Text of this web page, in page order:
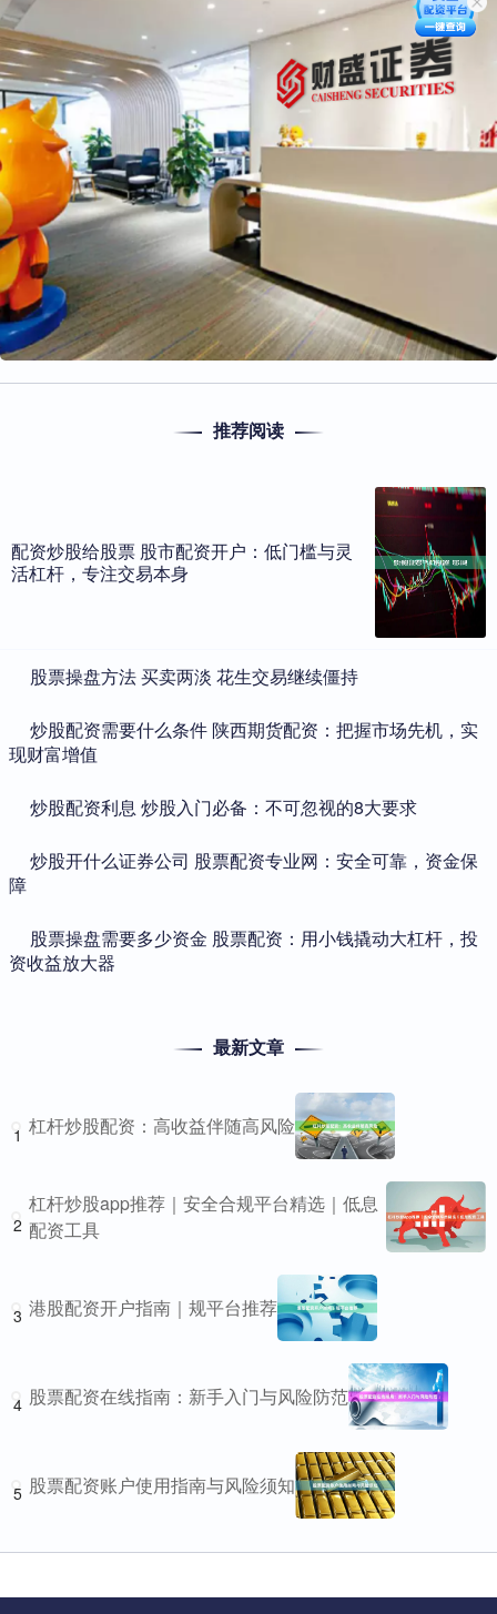
推荐阅读
配资炒股给股票 股市配资开户：低门槛与灵
活杠杆，专注交易本身
​股票操盘方法 买卖两淡 花生交易继续僵持
​炒股配资需要什么条件 陕西期货配资：把握市场先机，实
现财富增值
​炒股配资利息 炒股入门必备：不可忽视的8大要求
​炒股开什么证券公司 股票配资专业网：安全可靠，资金保
障
​股票操盘需要多少资金 股票配资：用小钱撬动大杠杆，投
资收益放大器
最新文章
1 杠杆炒股配资：高收益伴随高风险
2
杠杆炒股app推荐｜安全合规平台精选｜低息
配资工具
3 港股配资开户指南｜规平台推荐
4 股票配资在线指南：新手入门与风险防范
5 股票配资账户使用指南与风险须知